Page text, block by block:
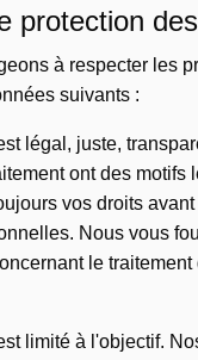
protection
à respecter les
suivants :
légal, juste,
ont des motifs
vos droits
Nous vous
le
limité à l'objectif.